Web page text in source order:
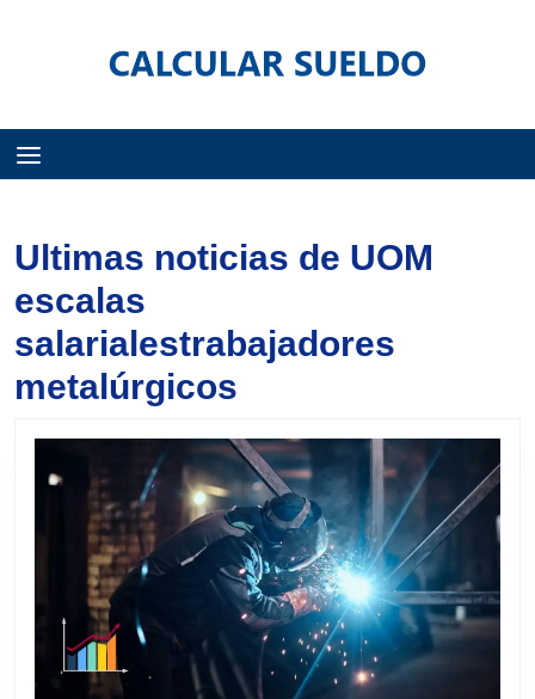
Ultimas noticias de UOM
escalas
salarialestrabajadores
metalúrgicos